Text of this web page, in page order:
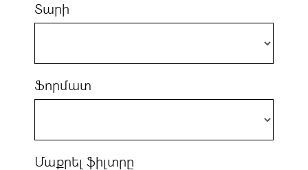
Տարի
Ֆորմատ
Մաքրել ֆիլտրը